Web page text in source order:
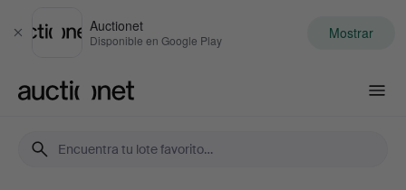
Cerrar
Auctionet
Disponible en Google Play Mostrar